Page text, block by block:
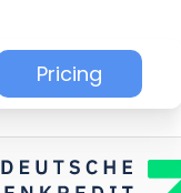
Pricing